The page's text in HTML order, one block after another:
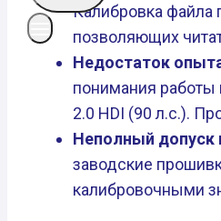
Калибровка файла
позволяющих
Недостаток
понимания работы
2.0 HDI (90 л.с.).
Неполный допуск
заводские
калибровочными